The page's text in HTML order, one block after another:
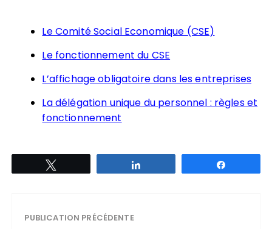
Le Comité Social Economique (CSE)
Le fonctionnement du CSE
L’affichage obligatoire dans les entreprises
La délégation unique du personnel : règles et
fonctionnement
PUBLICATION PRÉCÉDENTE